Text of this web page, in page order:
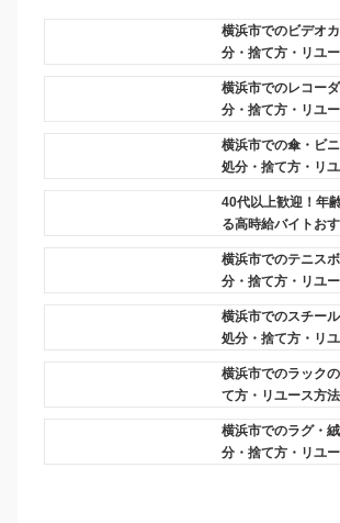
横浜市でのビデオ
分・捨て方・リユ
横浜市でのレコー
分・捨て方・リユ
横浜市での傘・ビ
処分・捨て方・リ
40代以上歓迎！年
る高時給バイトお
横浜市でのテニス
分・捨て方・リユ
横浜市でのスチー
処分・捨て方・リ
横浜市でのラック
て方・リユース方法
横浜市でのラグ・
分・捨て方・リユ